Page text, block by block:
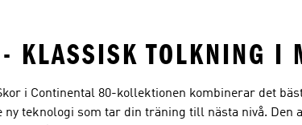
KLASSISK TOLKNING I
i Continental 80-kollektionen kombinerar det
teknologi som tar din träning till nästa nivå. Den